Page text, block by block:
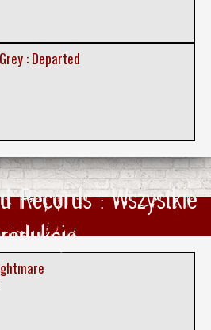
: Departed
Records : Wszystkie